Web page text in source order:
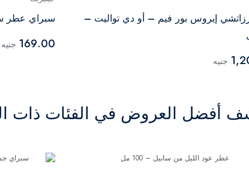
إيروس بور فيم – أو دي تواليت –
جنيه
سبراي عطر
169.00 جنيه
أفضل العروض في الفئات ذات